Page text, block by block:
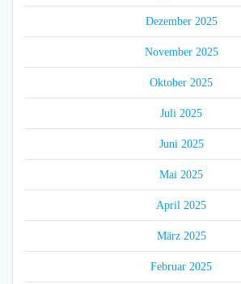
Dezember 2025
November 2025
Oktober 2025
Juli 2025
Juni 2025
Mai 2025
April 2025
März 2025
Februar 2025